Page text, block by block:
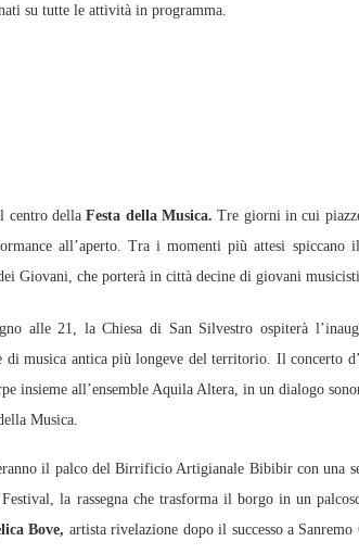
su tutte le attività in programma.
centro dellaFesta della Musica. Tre giorni in cui
all’aperto. Tra i momenti più attesi spiccano
Giovani, che porterà in città decine di giovani
alle 21, la Chiesa di San Silvestro ospiterà
di musica antica più longeve del territorio. Il concerto
insieme all’ensemble Aquila Altera, in un dialogo
Musica.
il palco del Birrificio Artigianale Bibibir con una
la rassegna che trasforma il borgo in un
Bove, artista rivelazione dopo il successo a